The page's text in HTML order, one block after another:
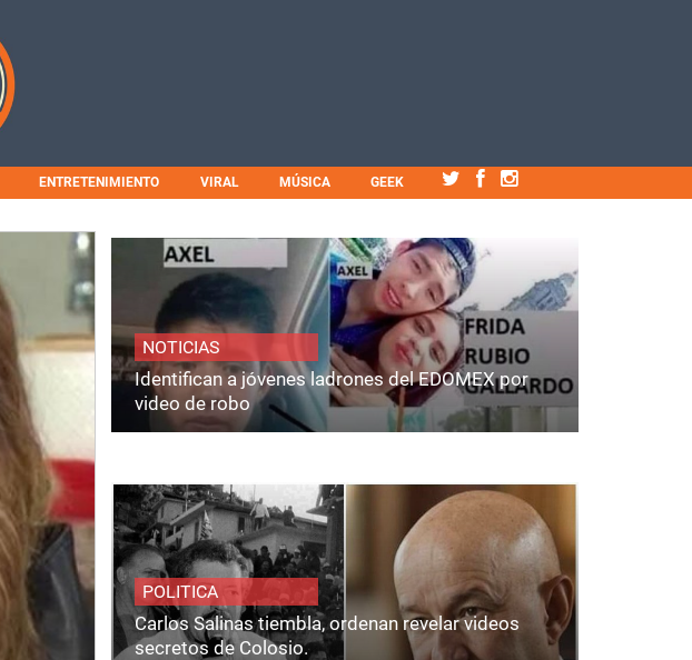
ENTRETENIMIENTO VIRAL MÚSICA GEEK
NOTICIAS
Identifican a jóvenes ladrones del EDOMEX por
video de robo
POLITICA
Carlos Salinas tiembla, ordenan revelar videos
secretos de Colosio.